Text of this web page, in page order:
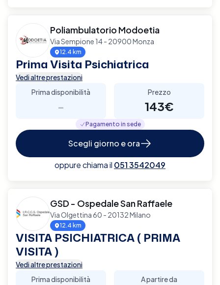
Poliambulatorio Modoetia
Via Sempione 14 - 20900 Monza
12.4 km
Prima Visita Psichiatrica
Vedi altre prestazioni
Prima disponibilità
-
Prezzo
143€
Pagamento in sede
Scegli giorno e ora
oppure chiama il 051 3542049
GSD - Ospedale San Raffaele
Via Olgettina 60 - 20132 Milano
12.4 km
VISITA PSICHIATRICA ( PRIMA
VISITA )
Vedi altre prestazioni
Prima disponibilità
A partire da